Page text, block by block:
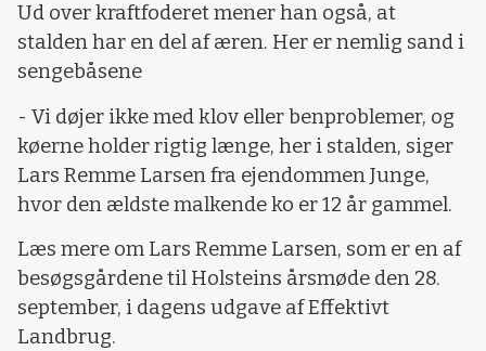
Ud over kraftfoderet mener han også, at
stalden har en del af æren. Her er nemlig sand i
sengebåsene
- Vi døjer ikke med klov eller benproblemer, og
køerne holder rigtig længe, her i stalden, siger
Lars Remme Larsen fra ejendommen Junge,
hvor den ældste malkende ko er 12 år gammel.
Læs mere om Lars Remme Larsen, som er en af
besøgsgårdene til Holsteins årsmøde den 28.
september, i dagens udgave af Effektivt
Landbrug.